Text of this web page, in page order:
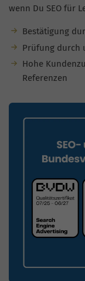
wenn Du SEO für
Bestätigung
Prüfung durch
Hohe
Referenzen